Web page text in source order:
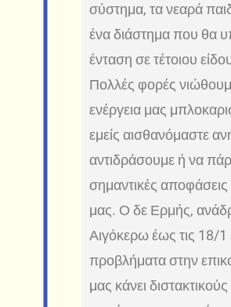
σύστημα, τα νεαρά
ένα διάστημα που θα
ένταση σε τέτοιου
Πολλές φορές
ενέργεια μας
εμείς αισθανόμαστε
αντιδράσουμε ή να
σημαντικές αποφάσεις
μας. Ο δε Ερμής,
Αιγόκερω έως τις 18/1
προβλήματα στην
μας κάνει